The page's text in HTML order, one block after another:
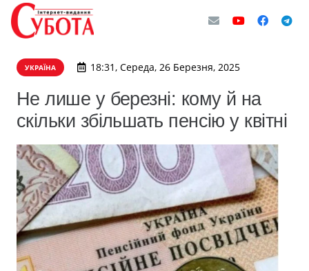
УКРАЇНА 18:31, Середа, 26 Березня, 2025
Не лише у березні: кому й на
скільки збільшать пенсію у квітні